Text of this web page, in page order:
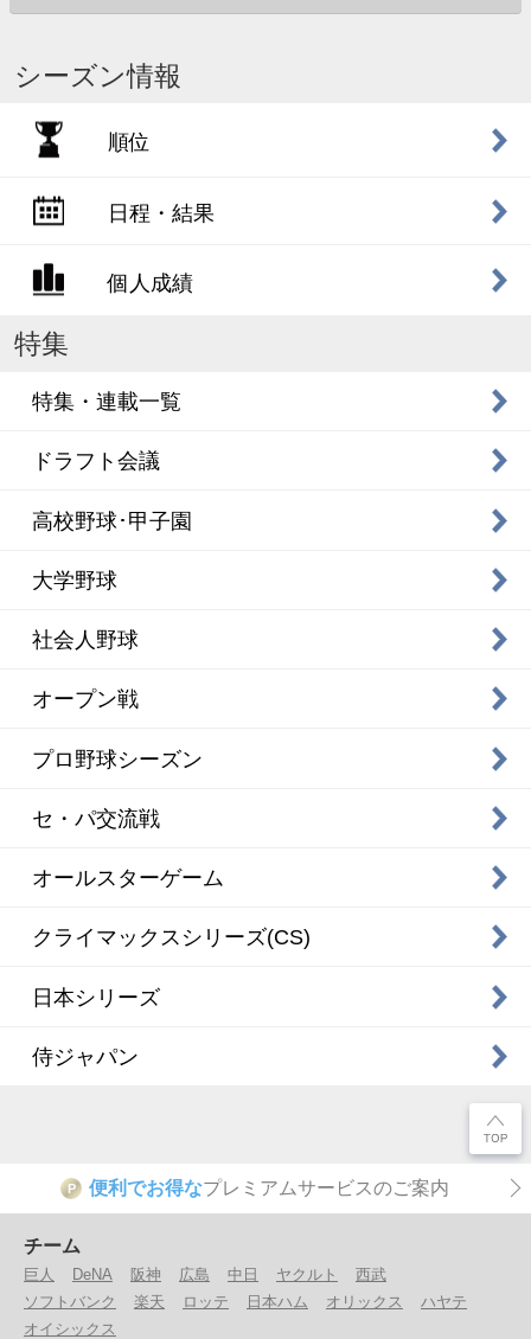
シーズン情報
順位
日程・結果
個人成績
特集
特集・連載一覧
ドラフト会議
高校野球･甲子園
大学野球
社会人野球
オープン戦
プロ野球シーズン
セ・パ交流戦
オールスターゲーム
クライマックスシリーズ(CS)
日本シリーズ
侍ジャパン
P 便利でお得なプレミアムサービスのご案内
チーム
巨人 DeNA 阪神 広島 中日 ヤクルト
西武
ソフトバンク
楽天 ロッテ 日本ハム オリックス
ハヤテ
オイシックス